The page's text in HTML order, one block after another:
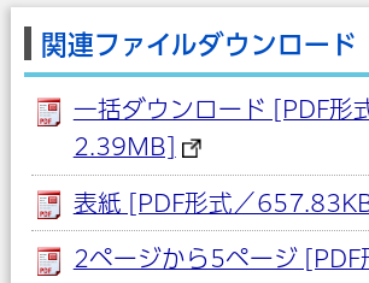
関連ファイルダウンロード
一括ダウンロード [PDF形
2.39MB]
表紙 [PDF形式／
2ページから5ページ [PDF